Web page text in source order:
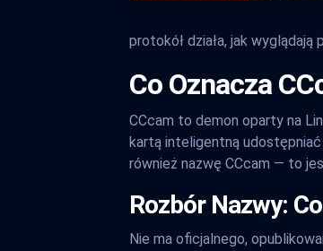
protokół działa, jak
Co Oznacza
CCcam to demon oparty na
kartą inteligentną
również nazwę CCcam — to
Rozbór Nazwy:
Nie ma oficjalnego,